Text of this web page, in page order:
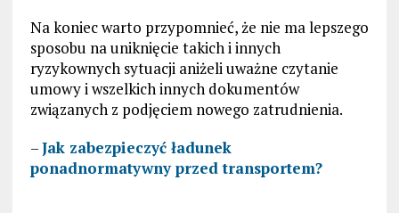
Na koniec warto przypomnieć, że nie ma lepszego
sposobu na uniknięcie takich i innych
ryzykownych sytuacji aniżeli uważne czytanie
umowy i wszelkich innych dokumentów
związanych z podjęciem nowego zatrudnienia.
–Jak zabezpieczyć ładunek
ponadnormatywny przed transportem?